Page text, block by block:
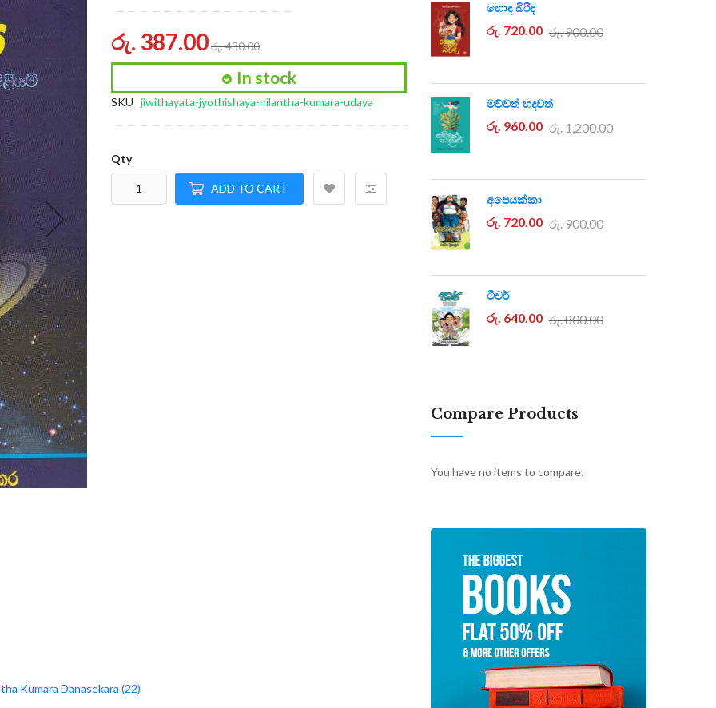
රු. 387.00රු. 430.00
In stock
SKU jiwithayata-jyothishaya-nilantha-kumara-udaya
Qty
ADD TO CART
images
gallery
Danasekara (22)
හොඳ බිරිඳ
රු. 720.00 රු. 900.00
මව්වත් හදවත්
රු. 960.00 රු. 1,200.00
අපෙයක්කා
රු. 720.00 රු. 900.00
ටීචර්
රු. 640.00 රු. 800.00
Compare Products
You have no items to compare.